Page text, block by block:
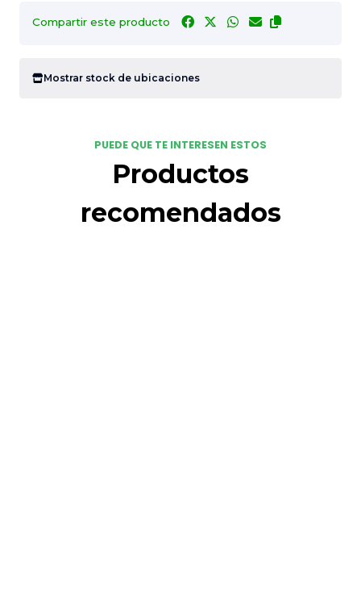
Compartir este producto
Mostrar stock de ubicaciones
PUEDE QUE TE INTERESEN ESTOS
Productos
recomendados